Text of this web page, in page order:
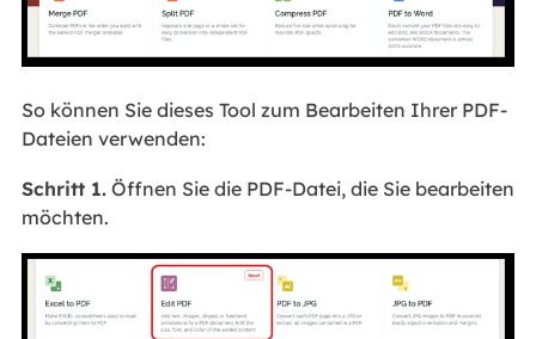
So können Sie dieses Tool zum Bearbeiten Ihrer PDF-
Dateien verwenden:
Schritt 1.Öffnen Sie die PDF-Datei, die Sie bearbeiten
möchten.